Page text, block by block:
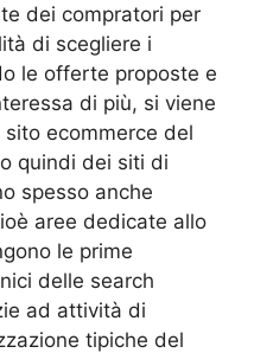
dei compratori per
di scegliere i
le offerte proposte e
di più, si viene
ecommerce del
quindi dei siti di
spesso anche
aree dedicate allo
le prime
delle search
ad attività di
tipiche del